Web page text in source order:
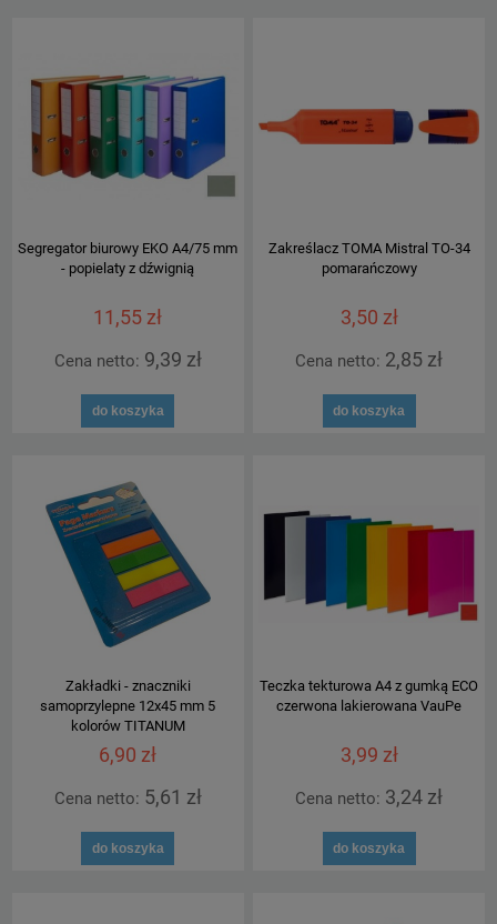
Segregator biurowy EKO A4/75 mm
- popielaty z dźwignią
11,55 zł
Cena netto: 9,39 zł
do koszyka
Zakreślacz TOMA Mistral TO-34
pomarańczowy
3,50 zł
Cena netto: 2,85 zł
do koszyka
Zakładki - znaczniki
samoprzylepne 12x45 mm 5
kolorów TITANUM
6,90 zł
Cena netto: 5,61 zł
do koszyka
Teczka tekturowa A4 z gumką ECO
czerwona lakierowana VauPe
3,99 zł
Cena netto: 3,24 zł
do koszyka